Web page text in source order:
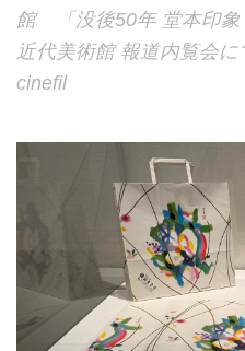
館 「没後50年 堂本印象
近代美術館 報道内覧会
cinefil